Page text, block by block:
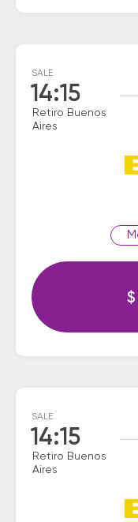
SALE
14:15
Retiro Buenos
Aires
$
SALE
14:15
Retiro Buenos
Aires